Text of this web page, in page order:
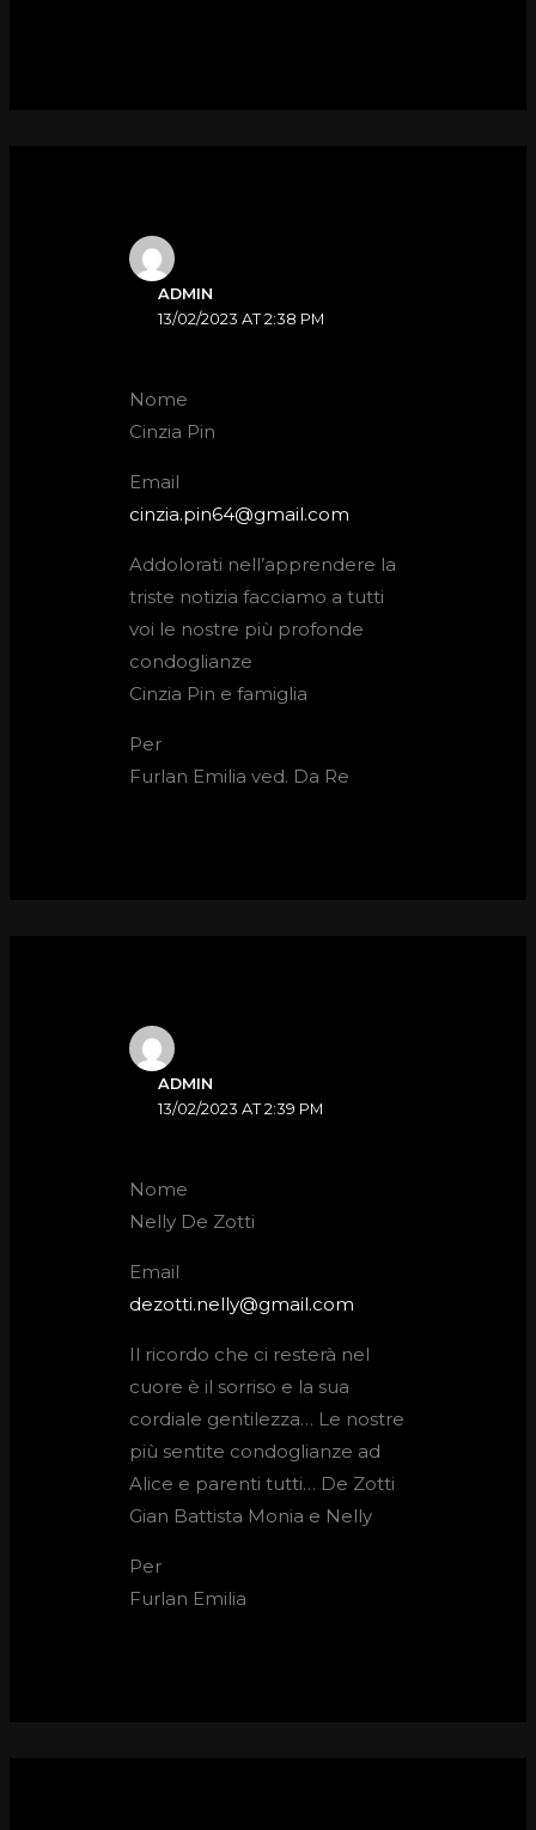
ADMIN
13/02/2023 AT 2:38 PM
Nome
Cinzia Pin
Email
cinzia.pin64@gmail.com
Addolorati nell’apprendere la
triste notizia facciamo a tutti
voi le nostre più profonde
condoglianze
Cinzia Pin e famiglia
Per
Furlan Emilia ved. Da Re
ADMIN
13/02/2023 AT 2:39 PM
Nome
Nelly De Zotti
Email
dezotti.nelly@gmail.com
Il ricordo che ci resterà nel
cuore è il sorriso e la sua
cordiale gentilezza… Le nostre
più sentite condoglianze ad
Alice e parenti tutti… De Zotti
Gian Battista Monia e Nelly
Per
Furlan Emilia